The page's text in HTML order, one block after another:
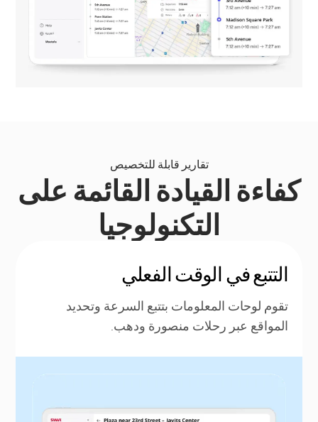
تقارير قابلة للتخصيص
كفاءة القيادة القائمة على
التكنولوجيا
التتبع في الوقت الفعلي
تقوم لوحات المعلومات بتتبع السرعة وتحديد
المواقع عبر رحلات منصورة ودهب.